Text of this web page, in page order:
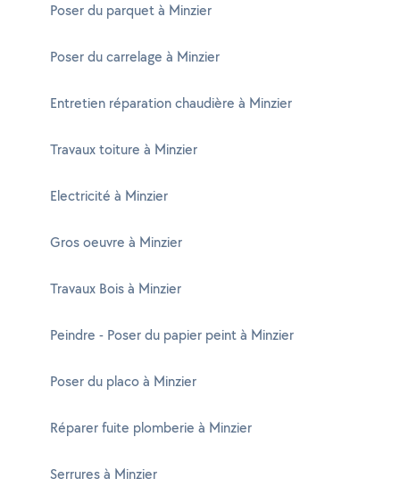
Poser du parquet à Minzier
Poser du carrelage à Minzier
Entretien réparation chaudière à Minzier
Travaux toiture à Minzier
Electricité à Minzier
Gros oeuvre à Minzier
Travaux Bois à Minzier
Peindre - Poser du papier peint à Minzier
Poser du placo à Minzier
Réparer fuite plomberie à Minzier
Serrures à Minzier